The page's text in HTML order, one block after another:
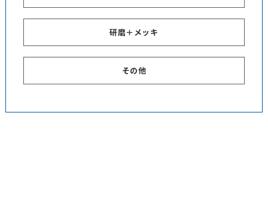
研磨＋メッキ
その他